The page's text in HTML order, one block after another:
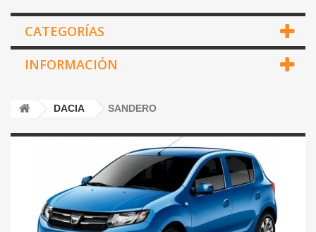
CATEGORÍAS
INFORMACIÓN
DACIA SANDERO